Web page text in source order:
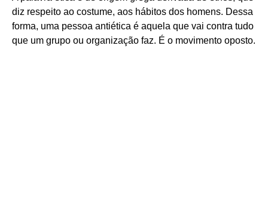
diz respeito ao costume, aos hábitos dos homens. Dessa
forma, uma pessoa antiética é aquela que vai contra tudo
que um grupo ou organização faz. É o movimento oposto.